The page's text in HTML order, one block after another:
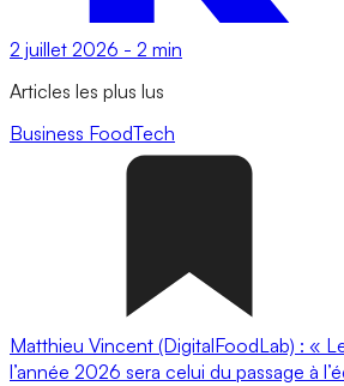
2 juillet 2026 - 2 min
Articles les plus lus
Business FoodTech
Matthieu Vincent (DigitalFoodLab) : «
l’année 2026 sera celui du passage à